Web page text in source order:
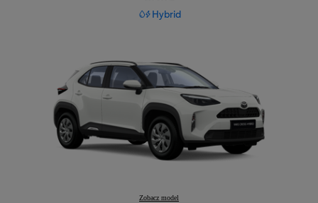
Hybrid
Yaris Cross:
Zobacz model